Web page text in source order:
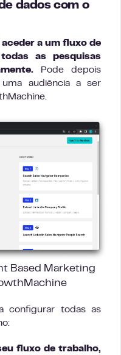
dados com o
a um fluxo de
as pesquisas
Pode depois
audiência a ser
Based Marketing
configurar todas as
fluxo de trabalho,